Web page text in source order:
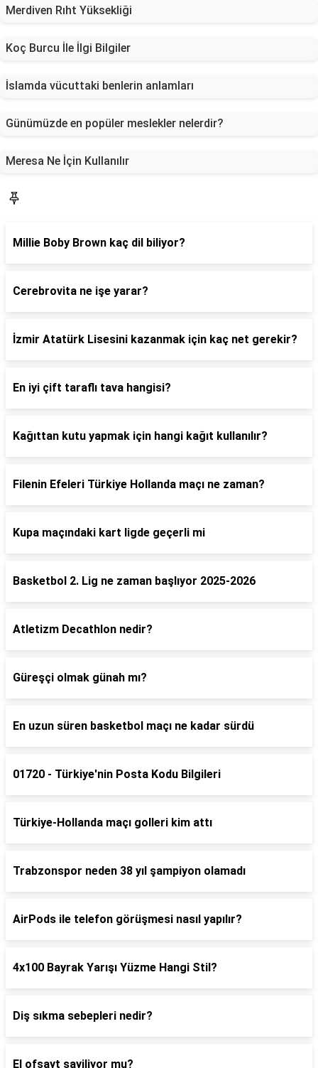
Merdiven Rıht Yüksekliği
Koç Burcu İle İlgi Bilgiler
İslamda vücuttaki benlerin anlamları
Günümüzde en popüler meslekler nelerdir?
Meresa Ne İçin Kullanılır
Millie Boby Brown kaç dil biliyor?
Cerebrovita ne işe yarar?
İzmir Atatürk Lisesini kazanmak için kaç net gerekir?
En iyi çift taraflı tava hangisi?
Kağıttan kutu yapmak için hangi kağıt kullanılır?
Filenin Efeleri Türkiye Hollanda maçı ne zaman?
Kupa maçındaki kart ligde geçerli mi
Basketbol 2. Lig ne zaman başlıyor 2025-2026
Atletizm Decathlon nedir?
Güreşçi olmak günah mı?
En uzun süren basketbol maçı ne kadar sürdü
01720 - Türkiye'nin Posta Kodu Bilgileri
Türkiye-Hollanda maçı golleri kim attı
Trabzonspor neden 38 yıl şampiyon olamadı
AirPods ile telefon görüşmesi nasıl yapılır?
4x100 Bayrak Yarışı Yüzme Hangi Stil?
Diş sıkma sebepleri nedir?
El ofsayt sayiliyor mu?